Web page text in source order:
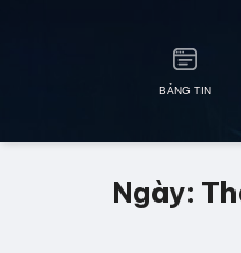
BẢNG TIN
Ngày: